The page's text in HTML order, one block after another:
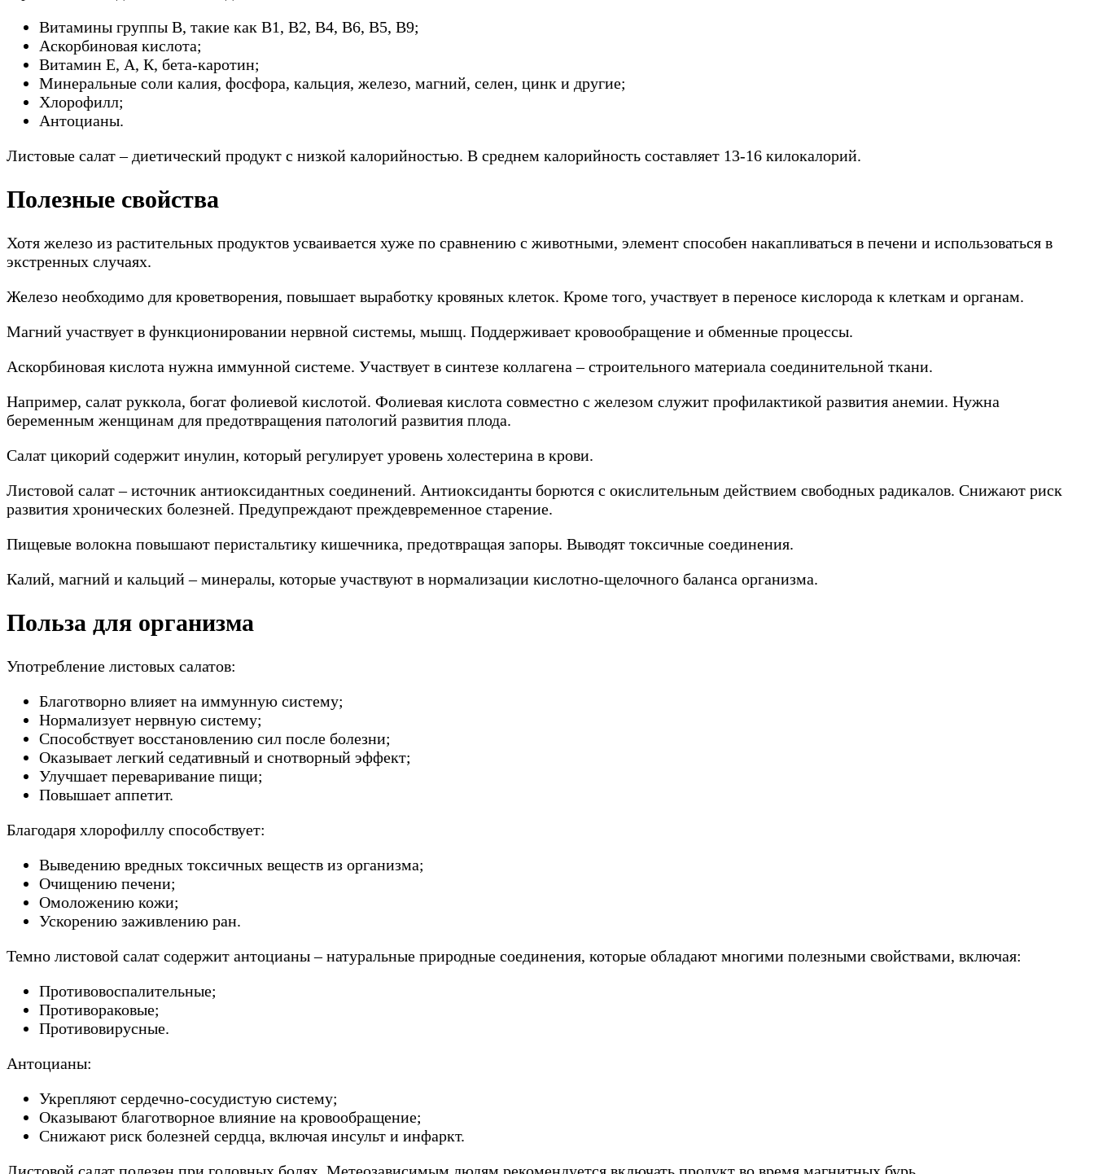
Витамины группы В, такие как В1, В2, В4, В6, В5, В9;
Аскорбиновая кислота;
Витамин Е, А, К, бета-каротин;
Минеральные соли калия, фосфора, кальция, железо, магний, селен, цинк и другие;
Хлорофилл;
Антоцианы.
Листовые салат – диетический продукт с низкой калорийностью. В среднем калорийность составляет 13-16 килокалорий.
Полезные свойства
Хотя железо из растительных продуктов усваивается хуже по сравнению с животными, элемент способен накапливаться в печени и использоваться в
экстренных случаях.
Железо необходимо для кроветворения, повышает выработку кровяных клеток. Кроме того, участвует в переносе кислорода к клеткам и органам.
Магний участвует в функционировании нервной системы, мышц. Поддерживает кровообращение и обменные процессы.
Аскорбиновая кислота нужна иммунной системе. Участвует в синтезе коллагена – строительного материала соединительной ткани.
Например, салат руккола, богат фолиевой кислотой. Фолиевая кислота совместно с железом служит профилактикой развития анемии. Нужна
беременным женщинам для предотвращения патологий развития плода.
Салат цикорий содержит инулин, который регулирует уровень холестерина в крови.
Листовой салат – источник антиоксидантных соединений. Антиоксиданты борются с окислительным действием свободных радикалов. Снижают риск
развития хронических болезней. Предупреждают преждевременное старение.
Пищевые волокна повышают перистальтику кишечника, предотвращая запоры. Выводят токсичные соединения.
Калий, магний и кальций – минералы, которые участвуют в нормализации кислотно-щелочного баланса организма.
Польза для организма
Употребление листовых салатов:
Благотворно влияет на иммунную систему;
Нормализует нервную систему;
Способствует восстановлению сил после болезни;
Оказывает легкий седативный и снотворный эффект;
Улучшает переваривание пищи;
Повышает аппетит.
Благодаря хлорофиллу способствует:
Выведению вредных токсичных веществ из организма;
Очищению печени;
Омоложению кожи;
Ускорению заживлению ран.
Темно листовой салат содержит антоцианы – натуральные природные соединения, которые обладают многими полезными свойствами, включая:
Противовоспалительные;
Противораковые;
Противовирусные.
Антоцианы:
Укрепляют сердечно-сосудистую систему;
Оказывают благотворное влияние на кровообращение;
Снижают риск болезней сердца, включая инсульт и инфаркт.